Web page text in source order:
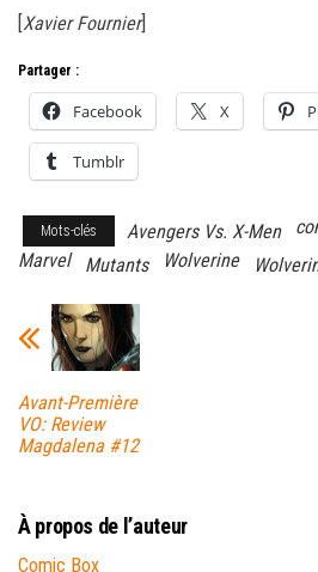
[Xavier Fournier]
Partager :
Facebook X
Tumblr
Mots-clés Avengers Vs. X-Men
Marvel
Mutants Wolverine
Avant-Première
VO: Review
Magdalena #12
À propos de l’auteur
Comic Box